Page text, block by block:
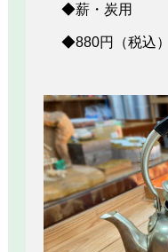
◆薪・炭用
◆880円（税込）